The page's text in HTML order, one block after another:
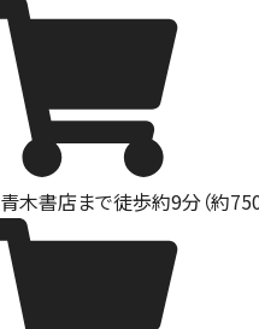
青木書店まで徒歩約9分（約